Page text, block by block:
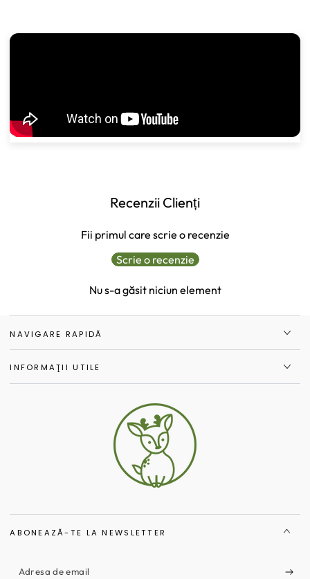
Recenzii Clienți
Fii primul care scrie o recenzie
Scrie o recenzie
Nu s-a găsit niciun element
NAVIGARE RAPIDĂ
INFORMAŢII UTILE
ABONEAZĂ-TE LA NEWSLETTER
Adresa